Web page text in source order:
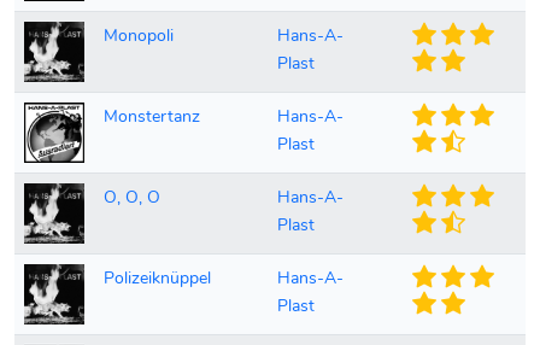
Monopoli
Hans-A-
Plast
Monstertanz
Hans-A-
Plast
O, O, O
Hans-A-
Plast
Polizeiknüppel
Hans-A-
Plast